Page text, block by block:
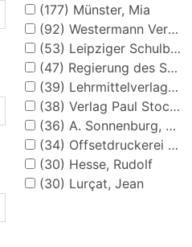
(177) Münster, Mia
(92) Westermann Verlag, Braunschweig, Georg
(53) Leipziger Schulbilderverlag von F. E. Wachsmuth, Leipzig
(47) Regierung des Saarlandes, Ministerium für Kultus, Unterricht und Volksbildung
(39) Lehrmittelverlag Wilhelm Hagemann, Düsseldorf
(38) Verlag Paul Stockmann, Bochum
(36) A. Sonnenburg, Saarbrücken
(34) Offsetdruckerei Fricke & Co., Stuttgart
(30) Hesse, Rudolf
(30) Lurçat, Jean